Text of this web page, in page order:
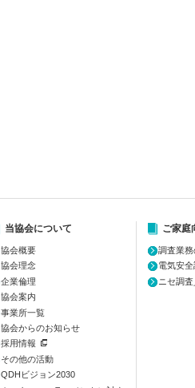
当協会について
協会概要
協会理念
企業倫理
協会案内
事業所一覧
協会からのお知らせ
採用情報
その他の活動
QDHビジョン2030
ご家庭
調査業
電気安
ニセ調